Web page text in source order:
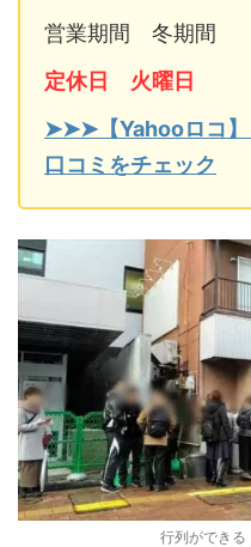
営業期間 冬期間
定休日 火曜日
➤➤➤【Yahooロコ】
口コミをチェック
行列ができる